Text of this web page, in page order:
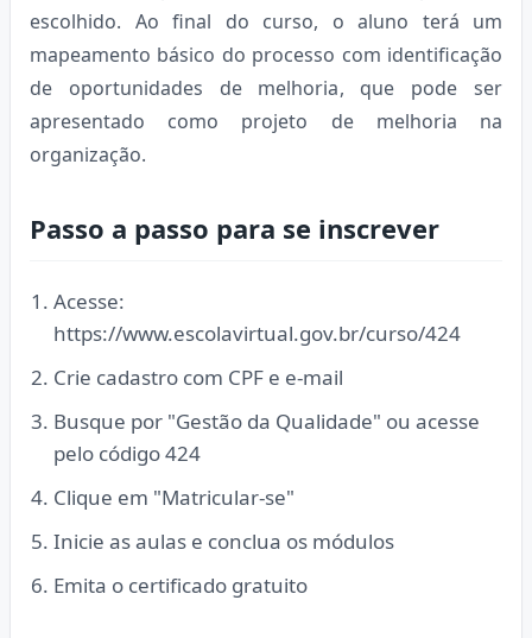
escolhido. Ao final do curso, o aluno terá um
mapeamento básico do processo com identificação
de oportunidades de melhoria, que pode ser
apresentado como projeto de melhoria na
organização.
Passo a passo para se inscrever
Acesse:
https://www.escolavirtual.gov.br/curso/424
Crie cadastro com CPF e e-mail
Busque por "Gestão da Qualidade" ou acesse
pelo código 424
Clique em "Matricular-se"
Inicie as aulas e conclua os módulos
Emita o certificado gratuito